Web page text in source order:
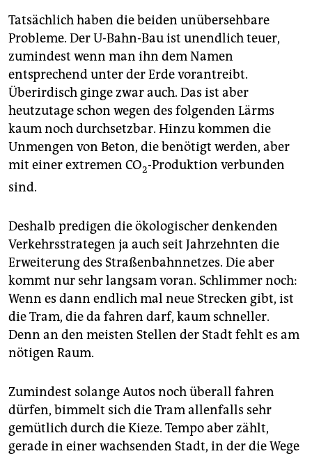
Tatsächlich haben die beiden unübersehbare
Probleme. Der U-Bahn-Bau ist unendlich teuer,
zumindest wenn man ihn dem Namen
entsprechend unter der Erde vorantreibt.
Überirdisch ginge zwar auch. Das ist aber
heutzutage schon wegen des folgenden Lärms
kaum noch durchsetzbar. Hinzu kommen die
Unmengen von Beton, die benötigt werden, aber
mit einer extremen CO2-Produktion verbunden
sind.
Deshalb predigen die ökologischer denkenden
Verkehrsstrategen ja auch seit Jahrzehnten die
Erweiterung des Straßenbahnnetzes. Die aber
kommt nur sehr langsam voran. Schlimmer noch:
Wenn es dann endlich mal neue Strecken gibt, ist
die Tram, die da fahren darf, kaum schneller.
Denn an den meisten Stellen der Stadt fehlt es am
nötigen Raum.
Zumindest solange Autos noch überall fahren
dürfen, bimmelt sich die Tram allenfalls sehr
gemütlich durch die Kieze. Tempo aber zählt,
gerade in einer wachsenden Stadt, in der die Wege